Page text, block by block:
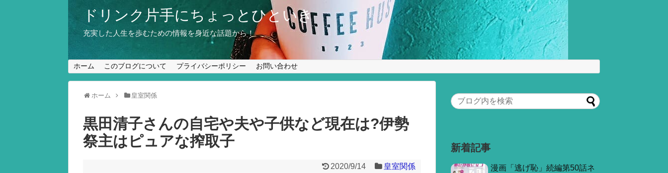
ドリンク片手にちょっとひといき
充実した人生を歩むための情報を身近な話題から！
ホーム このブログについて プライバシーポリシー お問い合わせ
ホーム 皇室関係
黒田清子さんの自宅や夫や子供など現在は?伊勢
祭主はピュアな搾取子
2020/9/14 皇室関係
新着記事
漫画「逃げ恥」続編第50話ネ